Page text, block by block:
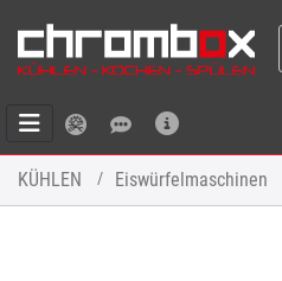
KÜHLEN Eiswürfelmaschinen